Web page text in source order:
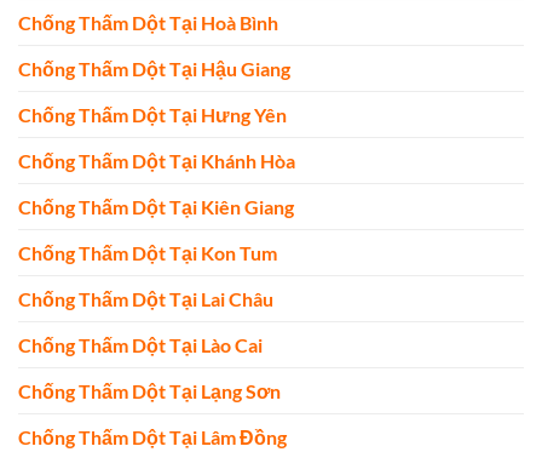
Chống Thấm Dột Tại Hoà Bình
Chống Thấm Dột Tại Hậu Giang
Chống Thấm Dột Tại Hưng Yên
Chống Thấm Dột Tại Khánh Hòa
Chống Thấm Dột Tại Kiên Giang
Chống Thấm Dột Tại Kon Tum
Chống Thấm Dột Tại Lai Châu
Chống Thấm Dột Tại Lào Cai
Chống Thấm Dột Tại Lạng Sơn
Chống Thấm Dột Tại Lâm Đồng